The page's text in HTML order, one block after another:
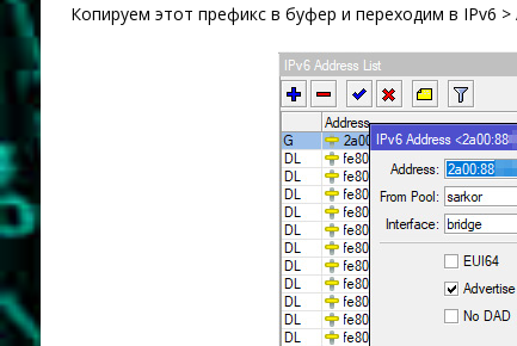
Копируем этот префикс в буфер и переходим в IPv6 >